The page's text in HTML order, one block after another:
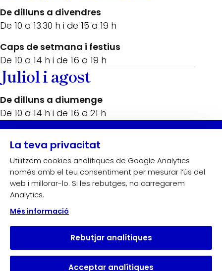
De dilluns a divendres
De 10 a 13.30 h i de 15 a 19 h
Caps de setmana i festius
De 10 a 14 h i de 16 a 19 h
Juliol i agost
De dilluns a diumenge
De 10 a 14 h i de 16 a 21 h
Amb el suport de:
La teva privacitat
Utilitzem cookies analítiques de Google Analytics
només amb el teu consentiment per mesurar l’ús del
web i millorar-lo. Si les rebutges, no carregarem
Analytics.
Més informació
Rebutjar analítiques
Acceptar analítiques